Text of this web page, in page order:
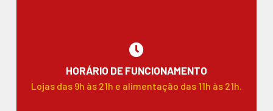
HORÁRIO DE FUNCIONAMENTO
Lojas das 9h às 21h e alimentação das 11h às 21h.